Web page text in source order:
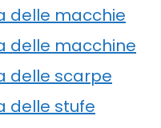
delle macchie
delle macchine
delle scarpe
delle stufe